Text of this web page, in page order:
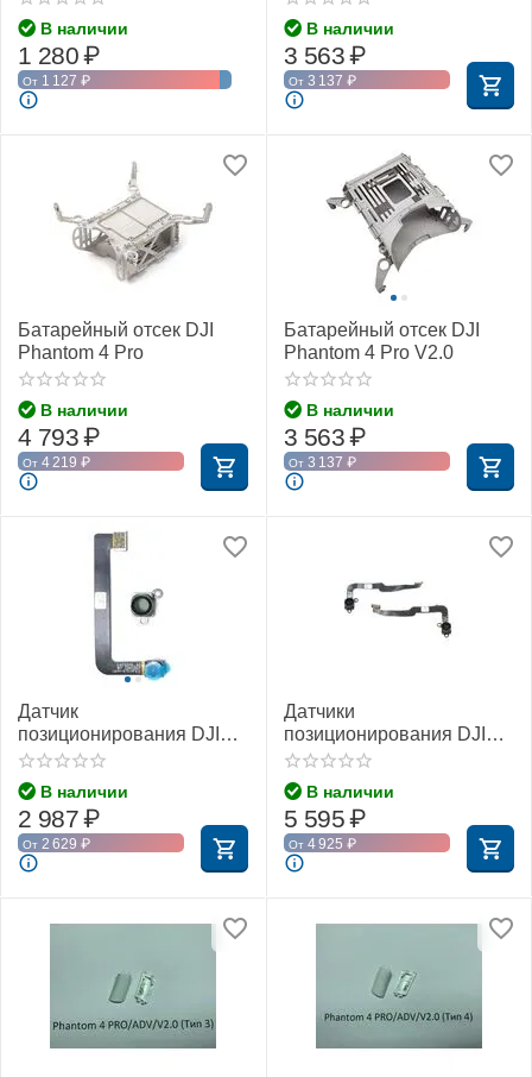
В наличии
1 280₽
От 1 127 ₽
В наличии
3 563₽
От 3 137 ₽
Батарейный отсек DJI
Phantom 4 Pro
В наличии
4 793₽
От 4 219 ₽
Батарейный отсек DJI
Phantom 4 Pro V2.0
В наличии
3 563₽
От 3 137 ₽
Датчик
позиционирования DJI
Phantom 4 Pro (передний
левый)
В наличии
2 987₽
От 2 629 ₽
Датчики
позиционирования DJI
Phantom 4 Pro (DJI Part
18) (задние)
В наличии
5 595₽
От 4 925 ₽